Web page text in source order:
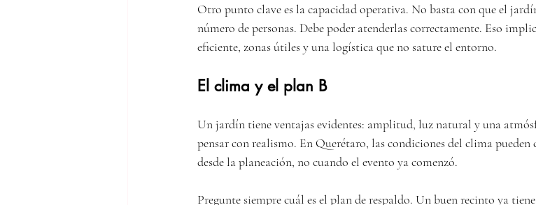
Otro punto clave es la capacidad operativa. No basta con que el
número de personas. Debe poder atenderlas correctamente. Eso
eficiente, zonas útiles y una logística que no sature el entorno.
El clima y el plan B
Un jardín tiene ventajas evidentes: amplitud, luz natural y una
pensar con realismo. En Querétaro, las condiciones del clima pueden
desde la planeación, no cuando el evento ya comenzó.
Pregunte siempre cuál es el plan de respaldo. Un buen recinto ya